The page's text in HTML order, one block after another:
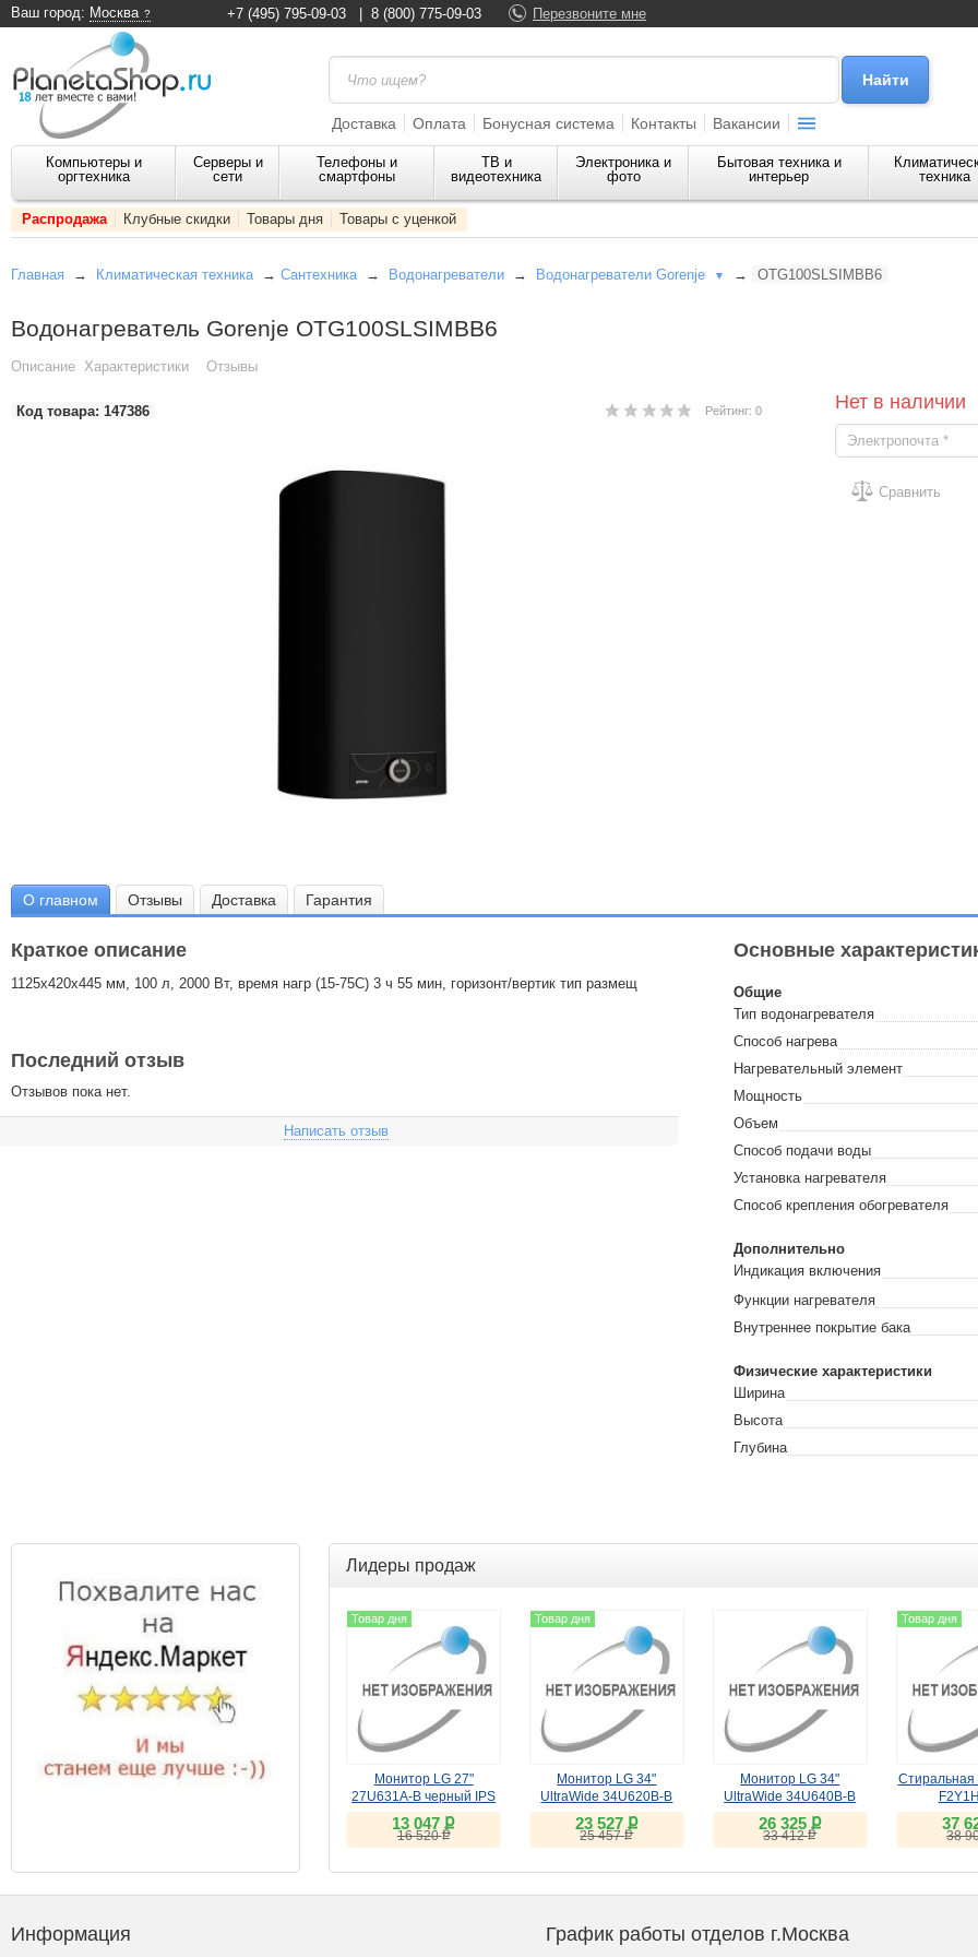
Ваш город: Москва +7 (495) 795-09-03 8 (800) 775-09-03 Перезвоните мне
Доставка Оплата Бонусная система Контакты Вакансии
Компьютеры и
оргтехника
Серверы и
сети
Телефоны и
смартфоны
ТВ и
видеотехника
Электроника и
фото
Бытовая техника и
интерьер
техника
Распродажа Клубные скидки Товары дня Товары с уценкой
Главная → Климатическая техника→ Сантехника→ Водонагреватели → Водонагреватели Gorenje ▼ → OTG100SLSIMBB6
Водонагреватель Gorenje OTG100SLSIMBB6
Описание Характеристики Отзывы
Код товара: 147386 Рейтинг: 0 Нет в наличии
Сравнить
О главном Отзывы Доставка Гарантия
Краткое описание
1125х420х445 мм, 100 л, 2000 Вт, время нагр (15-75C) 3 ч 55 мин, горизонт/вертик тип размещ
Последний отзыв
Отзывов пока нет.
Написать отзыв
Основные
Общие
Тип водонагревателя
Способ нагрева
Нагревательный элемент
Мощность
Объем
Способ подачи воды
Установка нагревателя
Способ крепления обогревателя
Дополнительно
Индикация включения
Функции нагревателя
Внутреннее покрытие бака
Физические характеристики
Ширина
Высота
Глубина
Лидеры продаж
Товар дня
Монитор LG 27"
27U631A-B черный IPS
13 047ք
16 520ք
Товар дня
Монитор LG 34"
UltraWide 34U620B-B
(VA, 144Hz)
23 527 ք
25 457ք
Монитор LG 34"
UltraWide 34U640B-B
(VA, 144Hz)
26 325 ք
33 412ք
Товар дня
37
38
Информация График работы отделов г.Москва